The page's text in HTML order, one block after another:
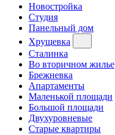
Новостройка
Студия
Панельный дом
Хрущевка
Сталинка
Во вторичном жилье
Брежневка
Апартаменты
Маленькой площади
Большой площади
Двухуровневые
Старые квартиры